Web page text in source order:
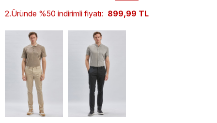
2.Üründe %50 indirimli fiyatı: 899,99 TL